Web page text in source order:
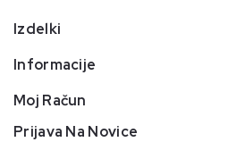
Izdelki
Informacije
Moj Račun
Prijava Na Novice